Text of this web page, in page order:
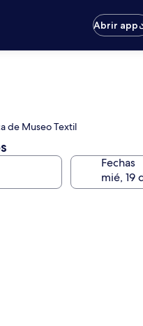
Abrir app
de Museo Textil
Fechas